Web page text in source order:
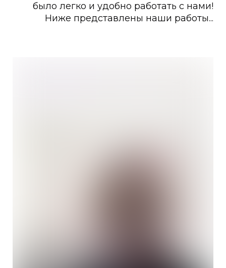
было легко и удобно работать с нами!
Ниже представлены наши работы...